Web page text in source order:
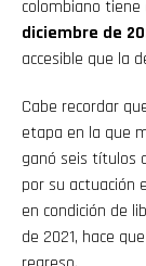
colombiano tiene
diciembre de
accesible que la
Cabe recordar
etapa en la que
ganó seis títulos
por su actuación
en condición de
de 2021, hace